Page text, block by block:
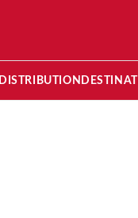
DISTRIBUTION